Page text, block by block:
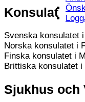
Konsulat
Svenska konsulatet
Norska konsulatet i
Finska konsulatet i
Brittiska konsulatet i
Sjukhus och